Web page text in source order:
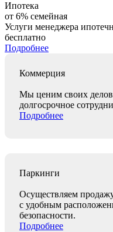
Ипотека
от 6% семейная
Услуги менеджера
бесплатно
Подробнее
Коммерция
Мы ценим своих
долгосрочное
Подробнее
Паркинги
Осуществляем
с удобным
безопасности.
Подробнее